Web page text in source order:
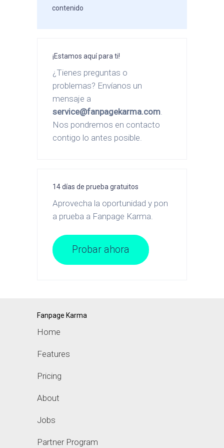
contenido
¡Estamos aquí para ti!
¿Tienes preguntas o
problemas? Envíanos un
mensaje a
service@fanpagekarma.com
Nos pondremos en contacto
contigo lo antes posible.
14 días de prueba gratuitos
Aprovecha la oportunidad y pon
a prueba a Fanpage Karma.
Probar ahora
Fanpage Karma
Home
Features
Pricing
About
Jobs
Partner Program